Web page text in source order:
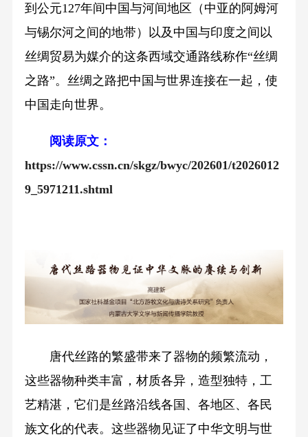
到公元127年间中国与河间地区（中亚的阿姆河
与锡尔河之间的地带）以及中国与印度之间以
丝绸贸易为媒介的这条西域交通路线称作“丝绸
之路”。丝绸之路把中国与世界连接在一起，使
中国走向世界。
阅读原文：
https://www.cssn.cn/skgz/bwyc/202601/t2026012
9_5971211.shtml
唐代丝路的繁盛带来了器物的频繁流动，
这些器物种类丰富，材质各异，造型独特，工
艺精湛，它们是丝路沿线各国、各地区、各民
族文化的代表。这些器物见证了中华文明与世